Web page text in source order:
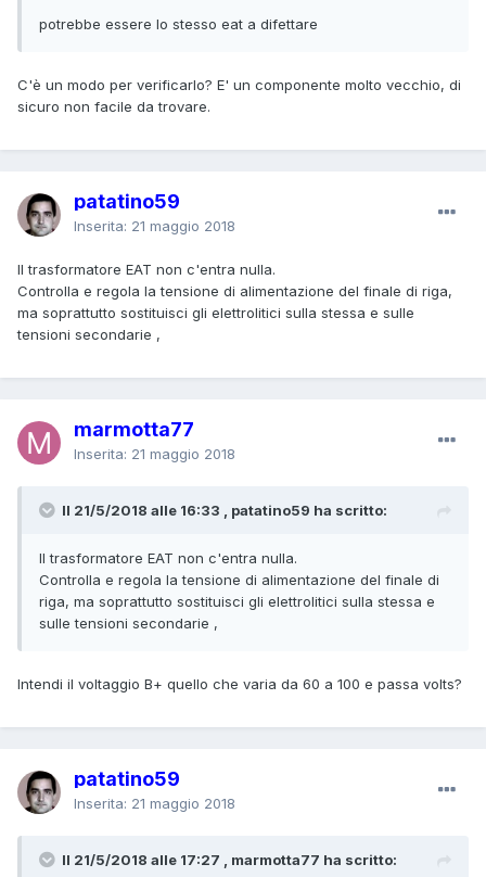
potrebbe essere lo stesso eat a difettare
C'è un modo per verificarlo? E' un componente molto vecchio, di
sicuro non facile da trovare.
patatino59
Inserita: 21 maggio 2018
Il trasformatore EAT non c'entra nulla.
Controlla e regola la tensione di alimentazione del finale di riga,
ma soprattutto sostituisci gli elettrolitici sulla stessa e sulle
tensioni secondarie ,
marmotta77
Inserita: 21 maggio 2018
Il 21/5/2018 alle 16:33 , patatino59 ha scritto:
Il trasformatore EAT non c'entra nulla.
Controlla e regola la tensione di alimentazione del finale di
riga, ma soprattutto sostituisci gli elettrolitici sulla stessa e
sulle tensioni secondarie ,
Intendi il voltaggio B+ quello che varia da 60 a 100 e passa volts?
patatino59
Inserita: 21 maggio 2018
Il 21/5/2018 alle 17:27 , marmotta77 ha scritto: